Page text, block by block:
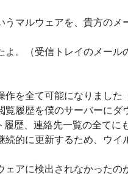
マルウェアを、貴方の
。（受信トレイのメー
を全て可能になりました
履歴を僕のサーバーにダ
歴、連絡先一覧の全てに
的に更新するため、ウイ
アに検出されなかった